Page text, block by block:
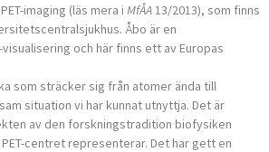
imaging (läs mera i MfÅA13/2013), som finns
Åbo är en
och här finns ett av Europas
som sträcker sig från atomer ända till
situation vi har kunnat utnyttja. Det är
av den forskningstradition biofysiken
centret representerar. Det har gett en